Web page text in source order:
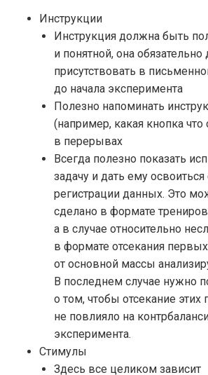
Инструкции
Инструкция должна быть
и понятной, она
присутствовать в
до начала эксперимента
Полезно напоминать
(например, какая кнопка что
в перерывах
Всегда полезно показать
задачу и дать ему
регистрации данных. Это
сделано в формате
а в случае относительно
в формате отсекания
от основной массы
В последнем случае нужно
о том, чтобы отсекание этих
не повлияло на
эксперимента.
Стимулы
Здесь все целиком зависит